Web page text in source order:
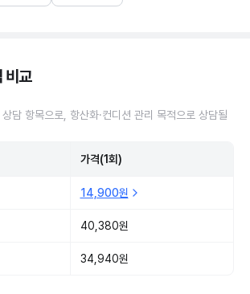
비교
담 항목으로, 항산화·컨디션 관리 목적으로 상담될
가격(1회)
14,900원
40,380원
34,940원